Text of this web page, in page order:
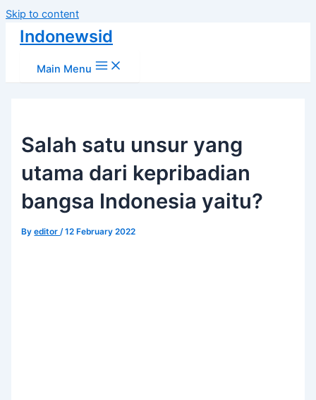
Skip to content
Indonewsid
Main Menu
Salah satu unsur yang
utama dari kepribadian
bangsa Indonesia yaitu?
Byeditor/12 February 2022